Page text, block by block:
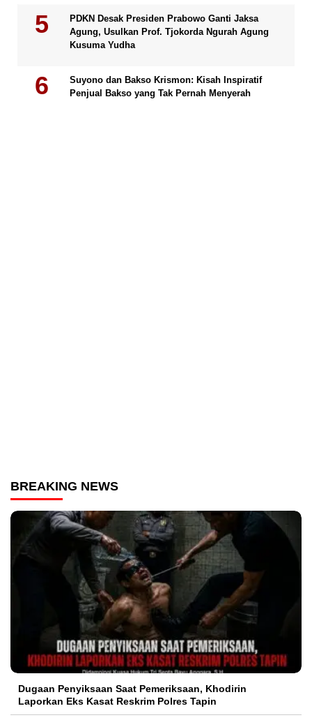
PDKN Desak Presiden Prabowo Ganti Jaksa
Agung, Usulkan Prof. Tjokorda Ngurah Agung
Kusuma Yudha
Suyono dan Bakso Krismon: Kisah Inspiratif
Penjual Bakso yang Tak Pernah Menyerah
BREAKING NEWS
Dugaan Penyiksaan Saat Pemeriksaan, Khodirin
Laporkan Eks Kasat Reskrim Polres Tapin